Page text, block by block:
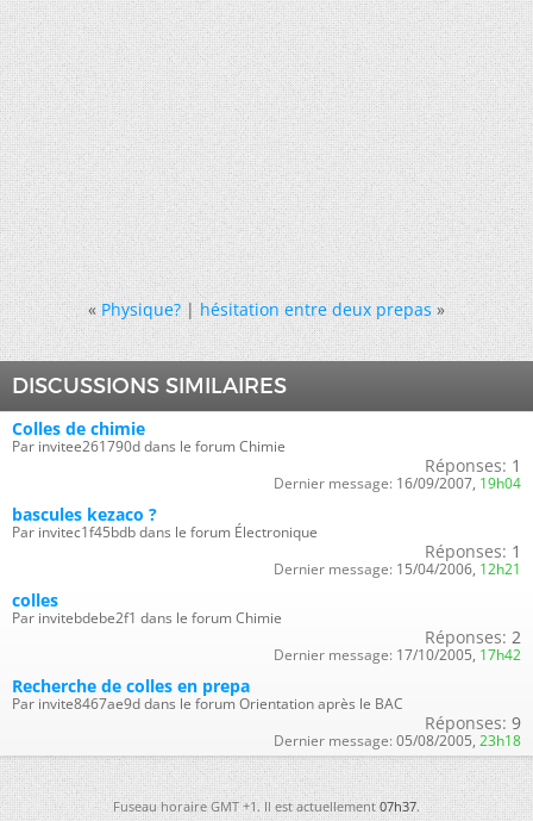
« Physique?|hésitation entre deux prepas »
DISCUSSIONS SIMILAIRES
Colles de chimie
Par invitee261790d dans le forum Chimie
Réponses: 1
Dernier message: 16/09/2007, 19h04
bascules kezaco ?
Par invitec1f45bdb dans le forum Électronique
Réponses: 1
Dernier message: 15/04/2006, 12h21
colles
Par invitebdebe2f1 dans le forum Chimie
Réponses: 2
Dernier message: 17/10/2005, 17h42
Recherche de colles en prepa
Par invite8467ae9d dans le forum Orientation après le BAC
Réponses: 9
Dernier message: 05/08/2005, 23h18
Fuseau horaire GMT +1. Il est actuellement07h37.